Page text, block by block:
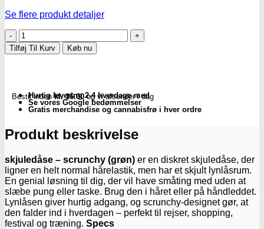
Se flere produkt detaljer
OZO
|
Skjulekasse
-
Subseed.dk
Tilføj Til Kurv Køb nu
Bestil indenkl. 16.00og vi afsender i dag
Hurtig levering 2-4 hverdage med
Se vores Google bedømmelser
Gratis merchandise og cannabisfrø i hver ordre
Produkt beskrivelse
skjuledåse – scrunchy (grøn) er en diskret skjuledåse, der
ligner en helt normal hårelastik, men har et skjult lynlåsrum.
En genial løsning til dig, der vil have småting med uden at
slæbe pung eller taske. Brug den i håret eller på håndleddet.
Lynlåsen giver hurtig adgang, og scrunchy-designet gør, at
den falder ind i hverdagen – perfekt til rejser, shopping,
festival og træning. Specs